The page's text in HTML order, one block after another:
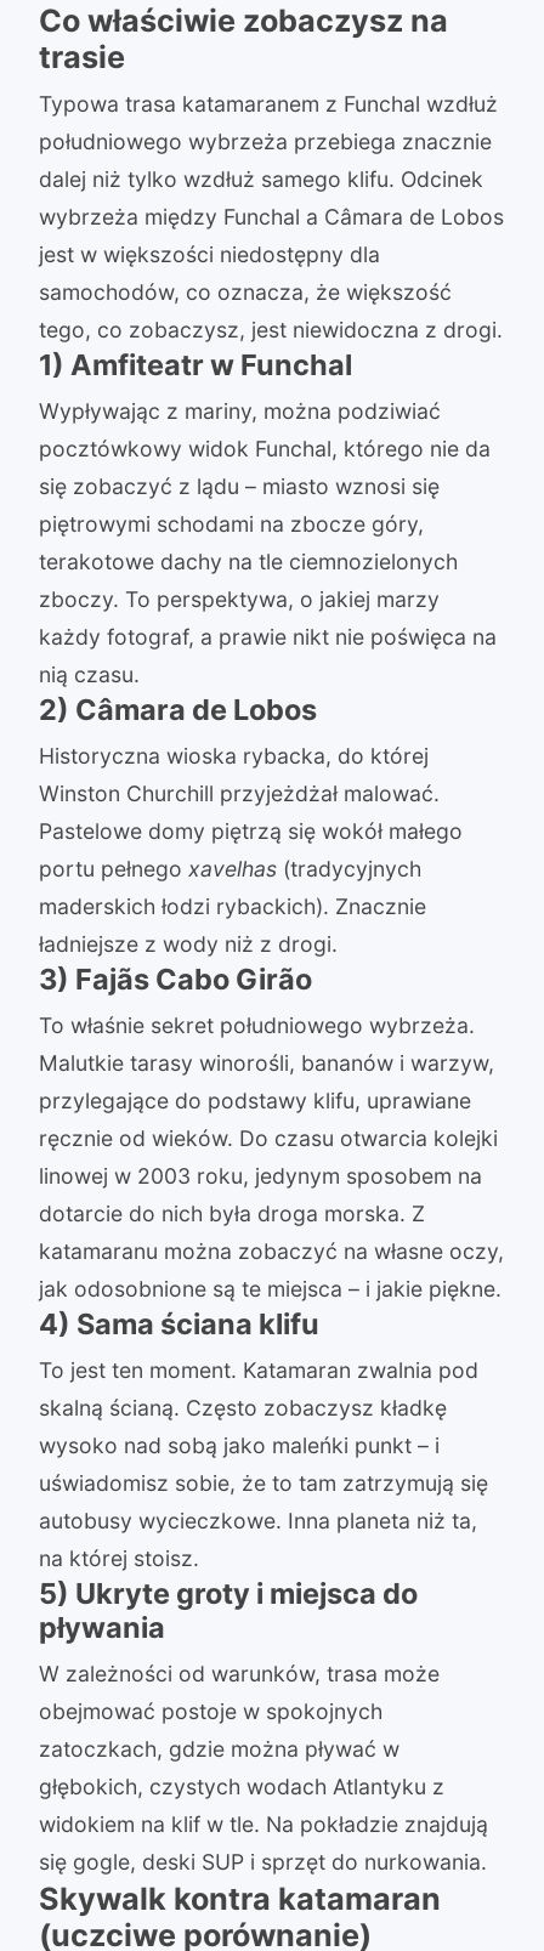
Co właściwie zobaczysz na
trasie
Typowa trasa katamaranem z Funchal wzdłuż
południowego wybrzeża przebiega znacznie
dalej niż tylko wzdłuż samego klifu. Odcinek
wybrzeża między Funchal a Câmara de Lobos
jest w większości niedostępny dla
samochodów, co oznacza, że większość
tego, co zobaczysz, jest niewidoczna z drogi.
1) Amfiteatr w Funchal
Wypływając z mariny, można podziwiać
pocztówkowy widok Funchal, którego nie da
się zobaczyć z lądu – miasto wznosi się
piętrowymi schodami na zbocze góry,
terakotowe dachy na tle ciemnozielonych
zboczy. To perspektywa, o jakiej marzy
każdy fotograf, a prawie nikt nie poświęca na
nią czasu.
2) Câmara de Lobos
Historyczna wioska rybacka, do której
Winston Churchill przyjeżdżał malować.
Pastelowe domy piętrzą się wokół małego
portu pełnego xavelhas (tradycyjnych
maderskich łodzi rybackich). Znacznie
ładniejsze z wody niż z drogi.
3) Fajãs Cabo Girão
To właśnie sekret południowego wybrzeża.
Malutkie tarasy winorośli, bananów i warzyw,
przylegające do podstawy klifu, uprawiane
ręcznie od wieków. Do czasu otwarcia kolejki
linowej w 2003 roku, jedynym sposobem na
dotarcie do nich była droga morska. Z
katamaranu można zobaczyć na własne oczy,
jak odosobnione są te miejsca – i jakie piękne.
4) Sama ściana klifu
To jest ten moment. Katamaran zwalnia pod
skalną ścianą. Często zobaczysz kładkę
wysoko nad sobą jako maleńki punkt – i
uświadomisz sobie, że to tam zatrzymują się
autobusy wycieczkowe. Inna planeta niż ta,
na której stoisz.
5) Ukryte groty i miejsca do
pływania
W zależności od warunków, trasa może
obejmować postoje w spokojnych
zatoczkach, gdzie można pływać w
głębokich, czystych wodach Atlantyku z
widokiem na klif w tle. Na pokładzie znajdują
się gogle, deski SUP i sprzęt do nurkowania.
Skywalk kontra katamaran
(uczciwe porównanie)